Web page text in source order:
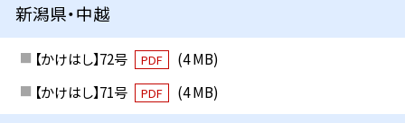
新潟県・中越
【かけはし】72号 PDF
(4 MB)
【かけはし】71号
PDF (4 MB)